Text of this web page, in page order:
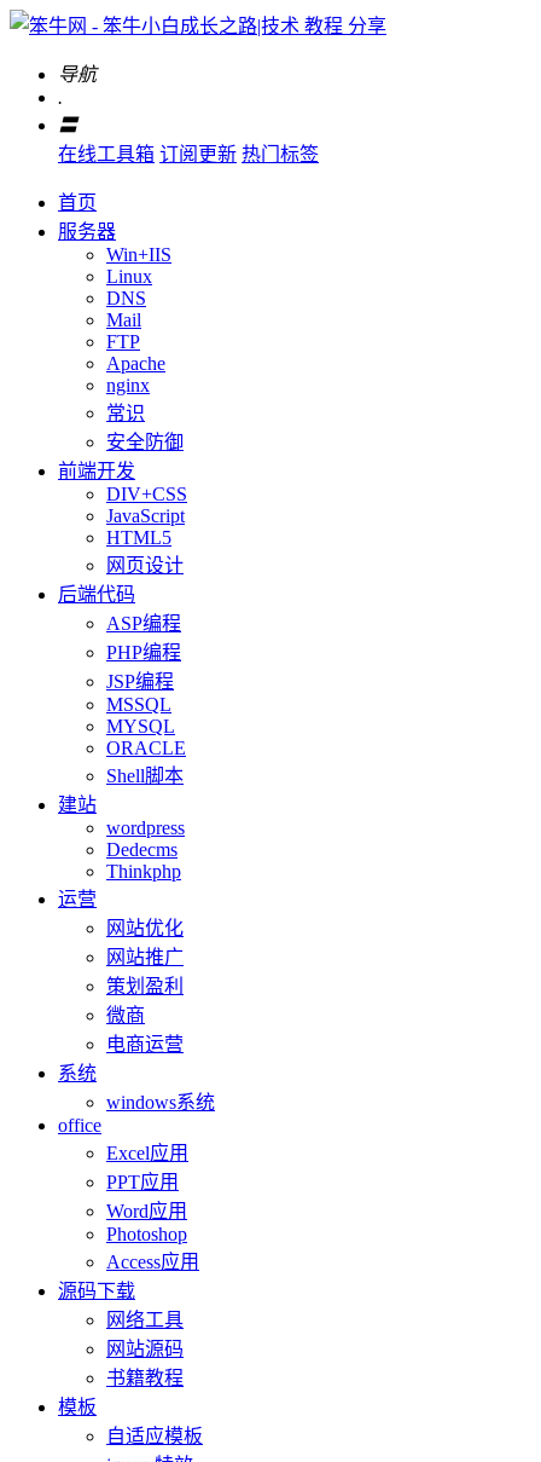
导航
.
〓
在线工具箱 订阅更新 热门标签
首页
服务器
Win+IIS
Linux
DNS
Mail
FTP
Apache
nginx
常识
安全防御
前端开发
DIV+CSS
JavaScript
HTML5
网页设计
后端代码
ASP编程
PHP编程
JSP编程
MSSQL
MYSQL
ORACLE
Shell脚本
建站
wordpress
Dedecms
Thinkphp
运营
网站优化
网站推广
策划盈利
微商
电商运营
系统
windows系统
office
Excel应用
PPT应用
Word应用
Photoshop
Access应用
源码下载
网络工具
网站源码
书籍教程
模板
自适应模板